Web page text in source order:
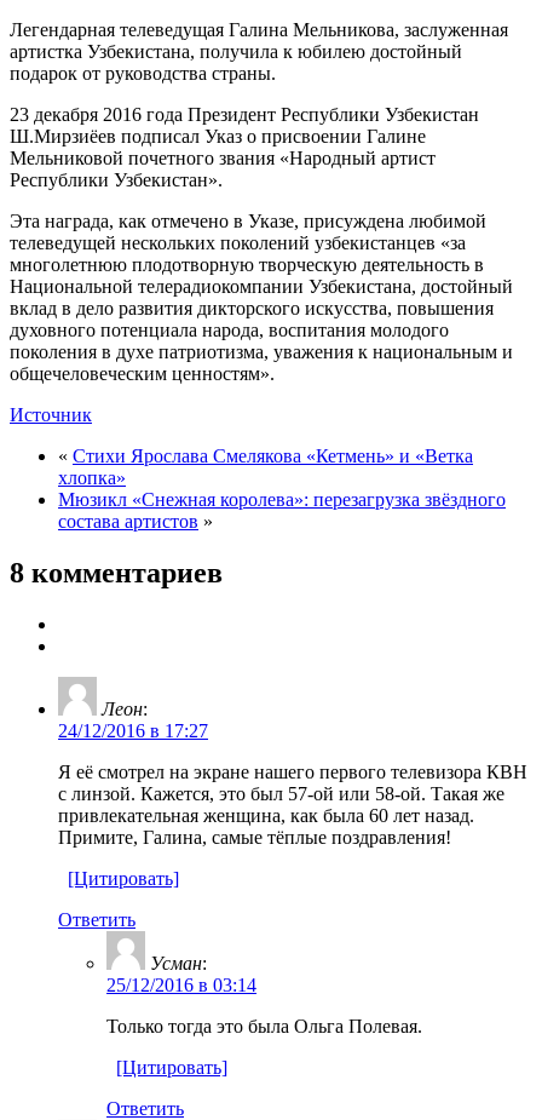
Легендарная телеведущая Галина Мельникова, заслуженная
артистка Узбекистана, получила к юбилею достойный
подарок от руководства страны.
23 декабря 2016 года Президент Республики Узбекистан
Ш.Мирзиёев подписал Указ о присвоении Галине
Мельниковой почетного звания «Народный артист
Республики Узбекистан».
Эта награда, как отмечено в Указе, присуждена любимой
телеведущей нескольких поколений узбекистанцев «за
многолетнюю плодотворную творческую деятельность в
Национальной телерадиокомпании Узбекистана, достойный
вклад в дело развития дикторского искусства, повышения
духовного потенциала народа, воспитания молодого
поколения в духе патриотизма, уважения к национальным и
общечеловеческим ценностям».
Источник
« Стихи Ярослава Смелякова «Кетмень» и «Ветка
хлопка»
Мюзикл «Снежная королева»: перезагрузка звёздного
состава артистов »
8 комментариев
Леон:
24/12/2016 в 17:27
Я её смотрел на экране нашего первого телевизора КВН
с линзой. Кажется, это был 57-ой или 58-ой. Такая же
привлекательная женщина, как была 60 лет назад.
Примите, Галина, самые тёплые поздравления!
[Цитировать]
Ответить
Усман:
25/12/2016 в 03:14
Только тогда это была Ольга Полевая.
[Цитировать]
Ответить